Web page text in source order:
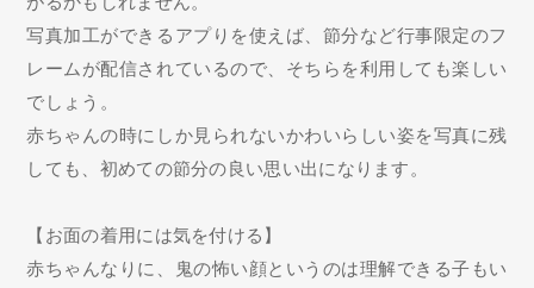
写真加工ができるアプりを使えば、節分など行事限定のフ
レームが配信されているので、そちらを利用しても楽しい
でしょう。
赤ちゃんの時にしか見られないかわいらしい姿を写真に残
しても、初めての節分の良い思い出になります。
【お面の着用には気を付ける】
赤ちゃんなりに、鬼の怖い顔というのは理解できる子もい